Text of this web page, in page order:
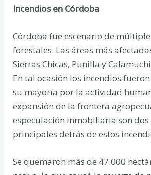
Incendios en Córdoba
Córdoba fue escenario de
forestales. Las áreas más
Sierras Chicas, Punilla y
En tal ocasión los incendios
su mayoría por la actividad
expansión de la frontera
especulación inmobiliaria son dos
principales detrás de estos
Se quemaron más de 47.000